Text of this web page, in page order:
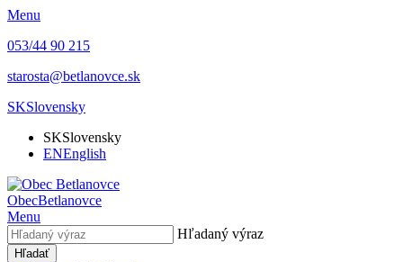
Menu
053/44 90 215
starosta@betlanovce.sk
SKSlovensky
SKSlovensky
ENEnglish
ObecBetlanovce
Menu
Hľadaný výraz
Hľadať